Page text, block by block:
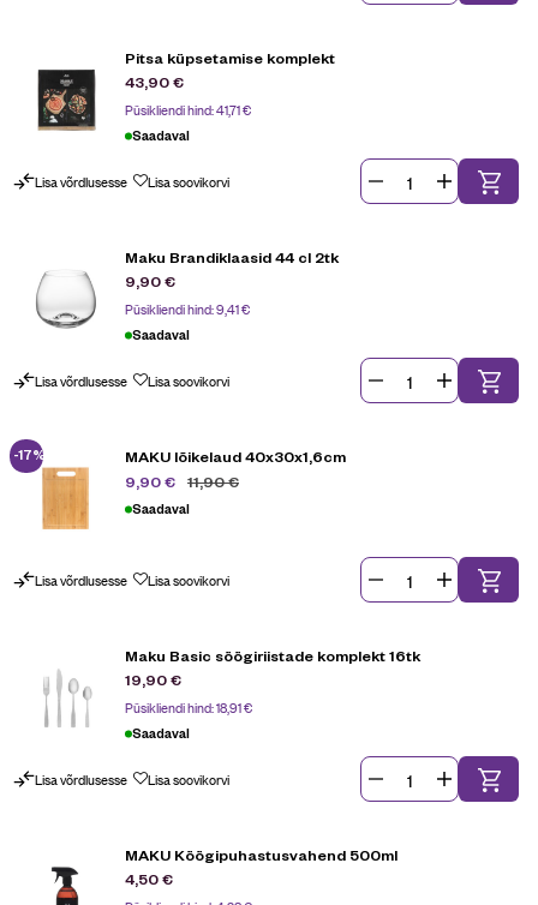
Pitsa küpsetamise komplekt
43,90€
Püsikliendi hind:41,71€
Saadaval
Lisa võrdlusesse Lisa soovikorvi
Maku Brandiklaasid 44 cl 2tk
9,90€
Püsikliendi hind:9,41€
Saadaval
Lisa võrdlusesse Lisa soovikorvi
-17%
MAKU lõikelaud 40x30x1,6cm
11,90€
9,90€
Saadaval
Lisa võrdlusesse Lisa soovikorvi
Maku Basic söögiriistade komplekt 16tk
19,90€
Püsikliendi hind:18,91€
Saadaval
Lisa võrdlusesse Lisa soovikorvi
MAKU Köögipuhastusvahend 500ml
4,50€